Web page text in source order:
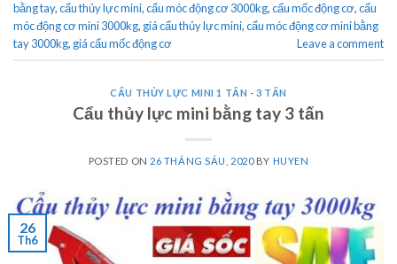
bằng tay,cẩu thủy lực mini,cẩu móc động cơ 3000kg,cẩu mốc động cơ,cẩu
móc động cơ mini 3000kg, giá cẩu thủy lực mini,cẩu móc động cơ mini bằng
tay 3000kg, giá cẩu mốc động cơ Leave a comment
CẨU THỦY LỰC MINI 1 TẤN - 3 TẤN
Cẩu thủy lực mini bằng tay 3 tấn
POSTED ON 26 THÁNG SÁU, 2020BY HUYEN
26
Th6